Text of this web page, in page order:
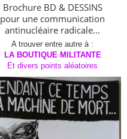
Brochure BD & DESSINS
pour une communication
antinucléaire radicale...
A trouver entre autre à :
LA BOUTIQUE MILITANTE
Et divers points aléatoires